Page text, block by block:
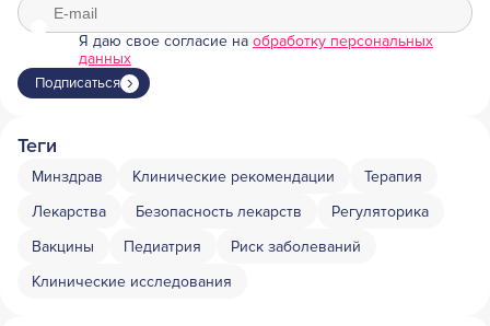
Я даю свое согласие на обработку персональных
данных
Подписаться
Теги
Минздрав Клинические рекомендации
Терапия
Лекарства
Безопасность лекарств
Регуляторика
Вакцины
Педиатрия
Риск заболеваний
Клинические исследования